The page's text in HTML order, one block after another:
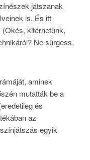
játszanak
is. És itt
kitérhetünk,
Ne sürgess,
aminek
mutatták be a
és
az
egyik